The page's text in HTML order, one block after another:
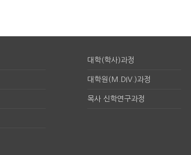
대학(학사)과정
대학원(M.DIV.)과정
목사 신학연구과정